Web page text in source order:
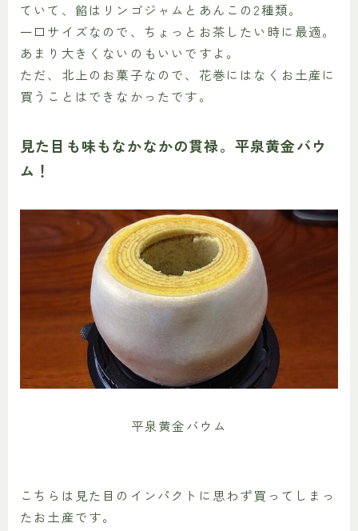
ていて、餡はリンゴジャムとあんこの2種類。
一口サイズなので、ちょっとお茶したい時に最適。
あまり大きくないのもいいですよ。
ただ、北上のお菓子なので、花巻にはなくお土産に
買うことはできなかったです。
見た目も味もなかなかの貫禄。平泉黄金バウ
ム！
平泉黄金バウム
こちらは見た目のインパクトに思わず買ってしまっ
たお土産です。